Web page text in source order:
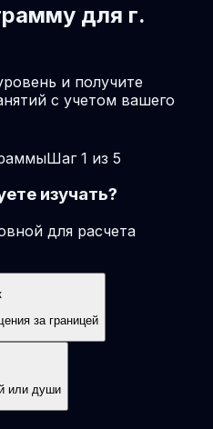
для г.
и получите
с учетом вашего
Шаг 1 из 5
изучать?
для расчета
за границей
или души